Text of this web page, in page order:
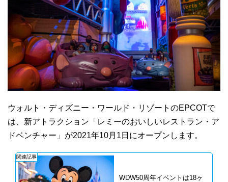
ウォルト・ディズニー・ワールド・リゾートのEPCOTで
は、新アトラクション「レミーのおいしいレストラン・ア
ドベンチャー」が2021年10月1日にオープンします。
関連記事
WDW50周年イベントは18ヶ